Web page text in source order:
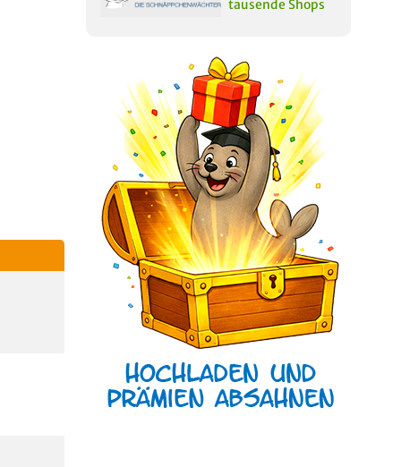
tausende Shops